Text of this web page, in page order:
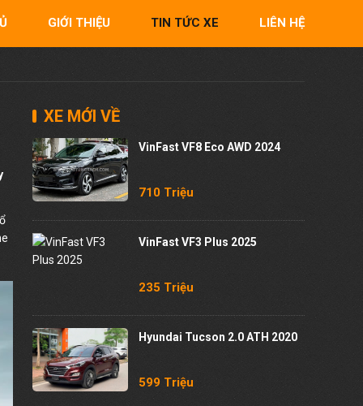
GIỚI THIỆU TIN TỨC XE LIÊN HỆ
XE MỚI VỀ
VinFast VF8 Eco AWD 2024
710 Triệu
VinFast VF3 Plus 2025
235 Triệu
Hyundai Tucson 2.0 ATH 2020
599 Triệu